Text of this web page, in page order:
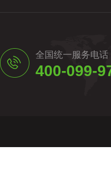
全国统一服务电话
400-099-